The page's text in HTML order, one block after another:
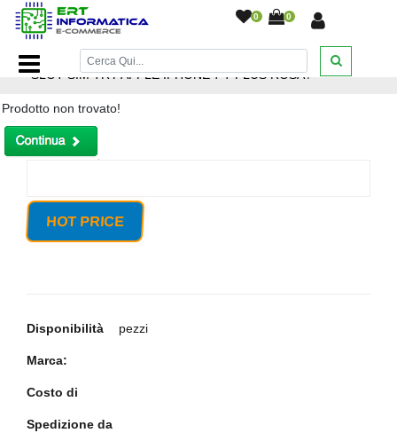
0 0
Home Page/Ricambi smartphone e tablet/SUPPORTO
SLOT SIM TRY APPLE IPHONE 7 7 PLUS ROSA/
Prodotto non trovato!
HOT PRICE
Disponibilità pezzi
Marca:
Costo di
Spedizione da